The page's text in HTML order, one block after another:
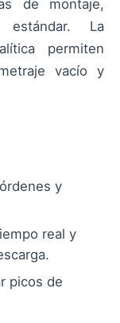
de montaje,
La
permiten
vacío y
y
real y
picos de